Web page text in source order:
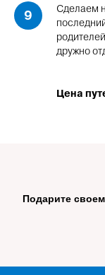
Сделаем
дружно
Цена
Подарите